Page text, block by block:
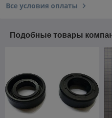
Все условия оплаты
Подобные товары